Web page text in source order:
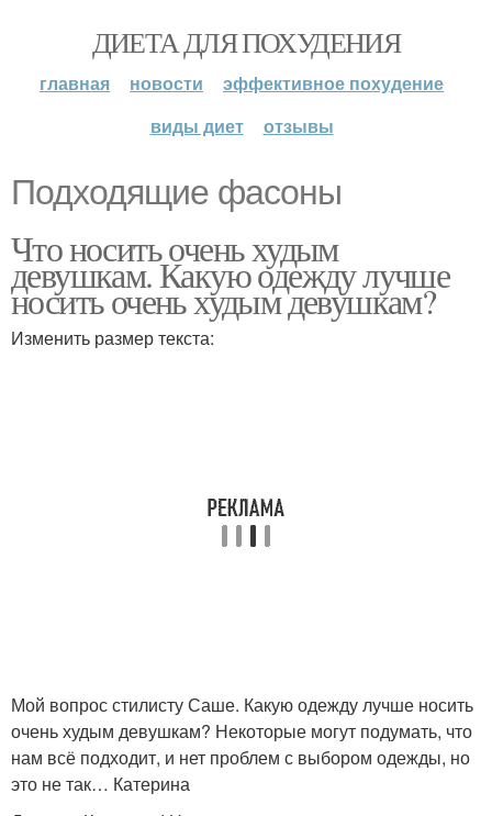
ДИЕТА ДЛЯ ПОХУДЕНИЯ
главная новости
эффективное похудение
виды диет
отзывы
Подходящие фасоны
Что носить очень худым
девушкам. Какую одежду лучше
носить очень худым девушкам?
Изменить размер текста:
Мой вопрос стилисту Саше. Какую одежду лучше носить
очень худым девушкам? Некоторые могут подумать, что
нам всё подходит, и нет проблем с выбором одежды, но
это не так… Катерина